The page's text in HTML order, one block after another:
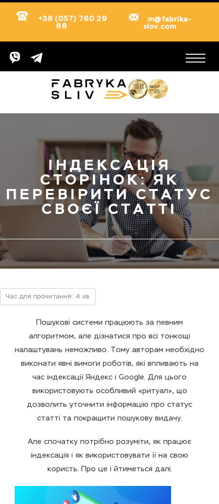
+38 (057) 760 29
88
m@fabrika-
slov.com
ІНДЕКСАЦІЯ
СТОРІНОК: ЯК
ПЕРЕВІРИТИ СТАТУС
СВОЄЇ СТАТТІ
Час для прочитання: 4 хв.
Пошукові системи працюють за певним
алгоритмом, але дізнатися про всі тонкощі
налаштувань неможливо. Тому авторам необхідно
виконати явні вимоги роботів, які впливають на
час індексації Яндекс і Google. Для цього
використовують особливий «ритуал», що
дозволить уточнити інформацію про статус
статті та покращити пошукову видачу.
Але спочатку потрібно розуміти, як працює
індексація і як використовувати її на свою
користь. Про це і йтиметься далі.